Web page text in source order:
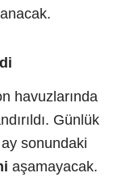
havuzlarında
Günlük
sonundaki
aşamayacak.